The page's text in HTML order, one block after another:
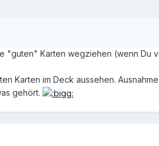
"guten" Karten wegziehen (wenn Du
Karten im Deck aussehen.
gehört.